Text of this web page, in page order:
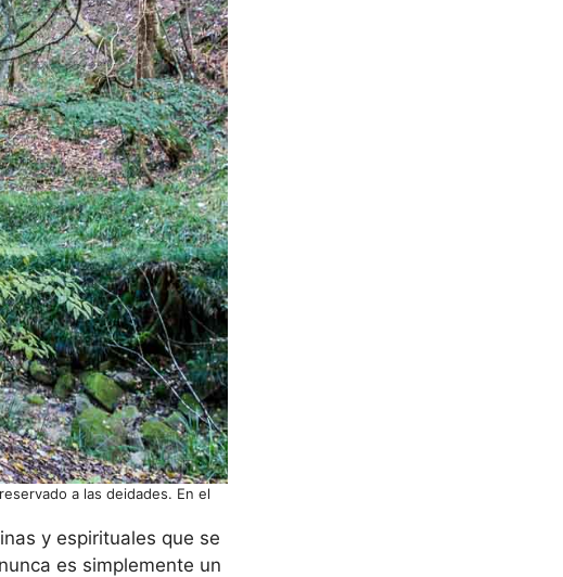
a las deidades. En el
y espirituales que se
es simplemente un